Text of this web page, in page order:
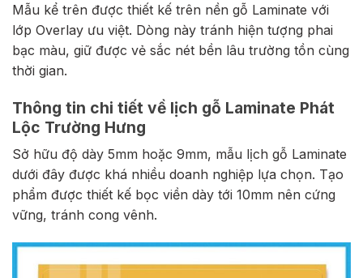
Mẫu kể trên được thiết kế trên nền gỗ Laminate với
lớp Overlay ưu việt. Dòng này tránh hiện tượng phai
bạc màu, giữ được vẻ sắc nét bền lâu trường tồn cùng
thời gian.
Thông tin chi tiết về lịch gỗ Laminate Phát
Lộc Trường Hưng
Sở hữu độ dày 5mm hoặc 9mm, mẫu lịch gỗ Laminate
dưới đây được khá nhiều doanh nghiệp lựa chọn. Tạo
phẩm được thiết kế bọc viền dày tới 10mm nên cứng
vững, tránh cong vênh.